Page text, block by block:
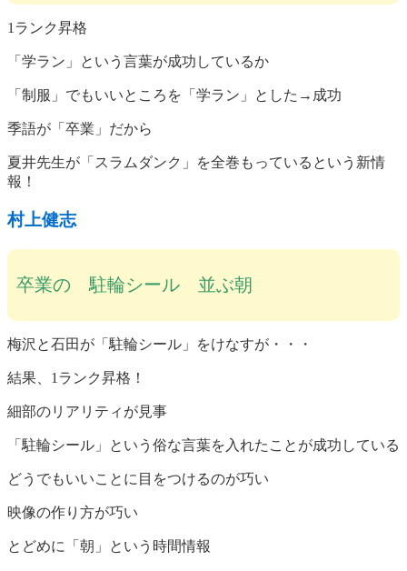
1ランク昇格
「学ラン」という言葉が成功しているか
「制服」でもいいところを「学ラン」とした→成功
季語が「卒業」だから
夏井先生が「スラムダンク」を全巻もっているという新情
報！
村上健志
卒業の 駐輪シール 並ぶ朝
梅沢と石田が「駐輪シール」をけなすが・・・
結果、1ランク昇格！
細部のリアリティが見事
「駐輪シール」という俗な言葉を入れたことが成功している
どうでもいいことに目をつけるのが巧い
映像の作り方が巧い
とどめに「朝」という時間情報